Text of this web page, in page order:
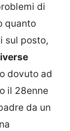
di
quanto
sul posto,
dovuto ad
il 28enne
da un